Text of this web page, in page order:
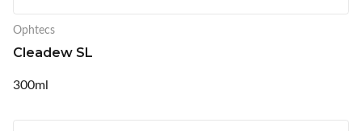
Ophtecs
Cleadew SL
300ml